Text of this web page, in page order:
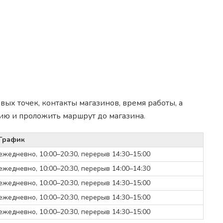
точек, контакты магазинов, время работы, а
и проложить маршрут до магазина.
10:00–20:30, перерыв 14:30–15:00
10:00–20:30, перерыв 14:00–14:30
10:00–20:30, перерыв 14:30–15:00
10:00–20:30, перерыв 14:30–15:00
10:00–20:30, перерыв 14:30–15:00